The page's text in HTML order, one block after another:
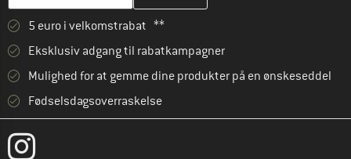
5 euro i velkomstrabat **
Eksklusiv adgang til rabatkampagner
Mulighed for at gemme dine produkter på en ønskeseddel
Fødselsdagsoverraskelse